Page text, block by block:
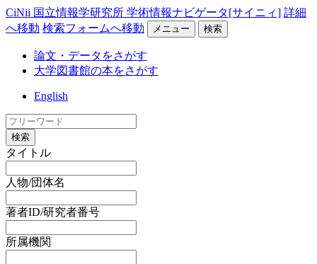
CiNii 国立情報学研究所 学術情報ナビゲータ[サイニィ] 詳細
へ移動 検索フォームへ移動 メニュー 検索
論文・データをさがす
大学図書館の本をさがす
English
検索
タイトル
人物/団体名
著者ID/研究者番号
所属機関